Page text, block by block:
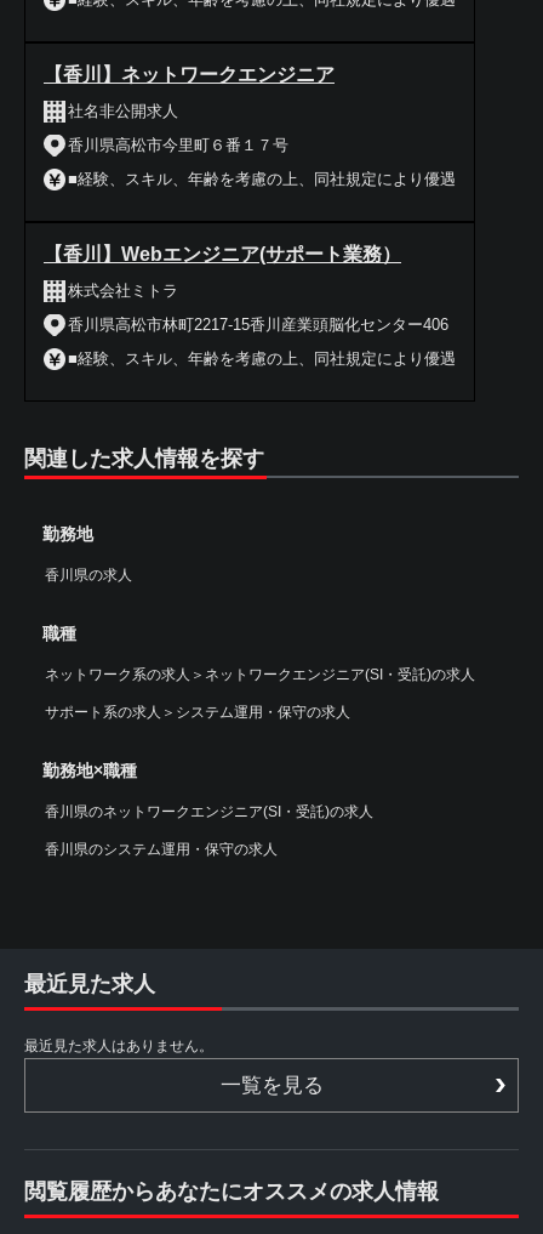
【香川】ネットワークエンジニア
社名非公開求人
香川県高松市今里町６番１７号
■経験、スキル、年齢を考慮の上、同社規定により優遇
【香川】Webエンジニア(サポート業務）
株式会社ミトラ
香川県高松市林町2217-15香川産業頭脳化センター406
■経験、スキル、年齢を考慮の上、同社規定により優遇
関連した求人情報を探す
勤務地
香川県の求人
職種
ネットワーク系の求人 ＞ ネットワークエンジニア(SI・受託)の求人
サポート系の求人 ＞ システム運用・保守の求人
勤務地×職種
香川県のネットワークエンジニア(SI・受託)の求人
香川県のシステム運用・保守の求人
最近見た求人
最近見た求人はありません。
一覧を見る
閲覧履歴からあなたにオススメの求人情報